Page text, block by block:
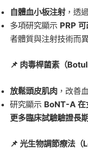
自體血小板注射，透
多項研究顯示 PRP
者體質與注射技術而
📌 肉毒桿菌素（
放鬆頭皮肌肉 ，改善
研究顯示 BoNT-A 在
更多臨床試驗驗證長
📌 光生物調節療法